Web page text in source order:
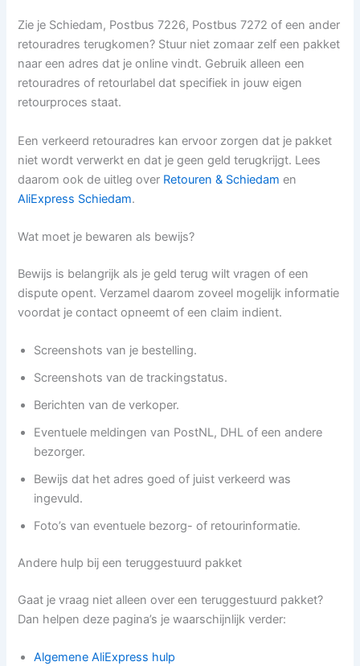
Zie je Schiedam, Postbus 7226, Postbus 7272 of een ander
retouradres terugkomen? Stuur niet zomaar zelf een pakket
naar een adres dat je online vindt. Gebruik alleen een
retouradres of retourlabel dat specifiek in jouw eigen
retourproces staat.
Een verkeerd retouradres kan ervoor zorgen dat je pakket
niet wordt verwerkt en dat je geen geld terugkrijgt. Lees
daarom ook de uitleg over Retouren & Schiedam en
AliExpress Schiedam.
Wat moet je bewaren als bewijs?
Bewijs is belangrijk als je geld terug wilt vragen of een
dispute opent. Verzamel daarom zoveel mogelijk informatie
voordat je contact opneemt of een claim indient.
Screenshots van je bestelling.
Screenshots van de trackingstatus.
Berichten van de verkoper.
Eventuele meldingen van PostNL, DHL of een andere
bezorger.
Bewijs dat het adres goed of juist verkeerd was
ingevuld.
Foto’s van eventuele bezorg- of retourinformatie.
Andere hulp bij een teruggestuurd pakket
Gaat je vraag niet alleen over een teruggestuurd pakket?
Dan helpen deze pagina’s je waarschijnlijk verder:
Algemene AliExpress hulp